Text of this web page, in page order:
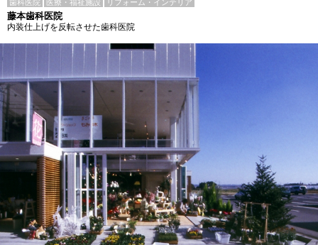
歯科医院 医療・福祉施設 リフォーム・インテリア
藤本歯科医院
内装仕上げを反転させた歯科医院